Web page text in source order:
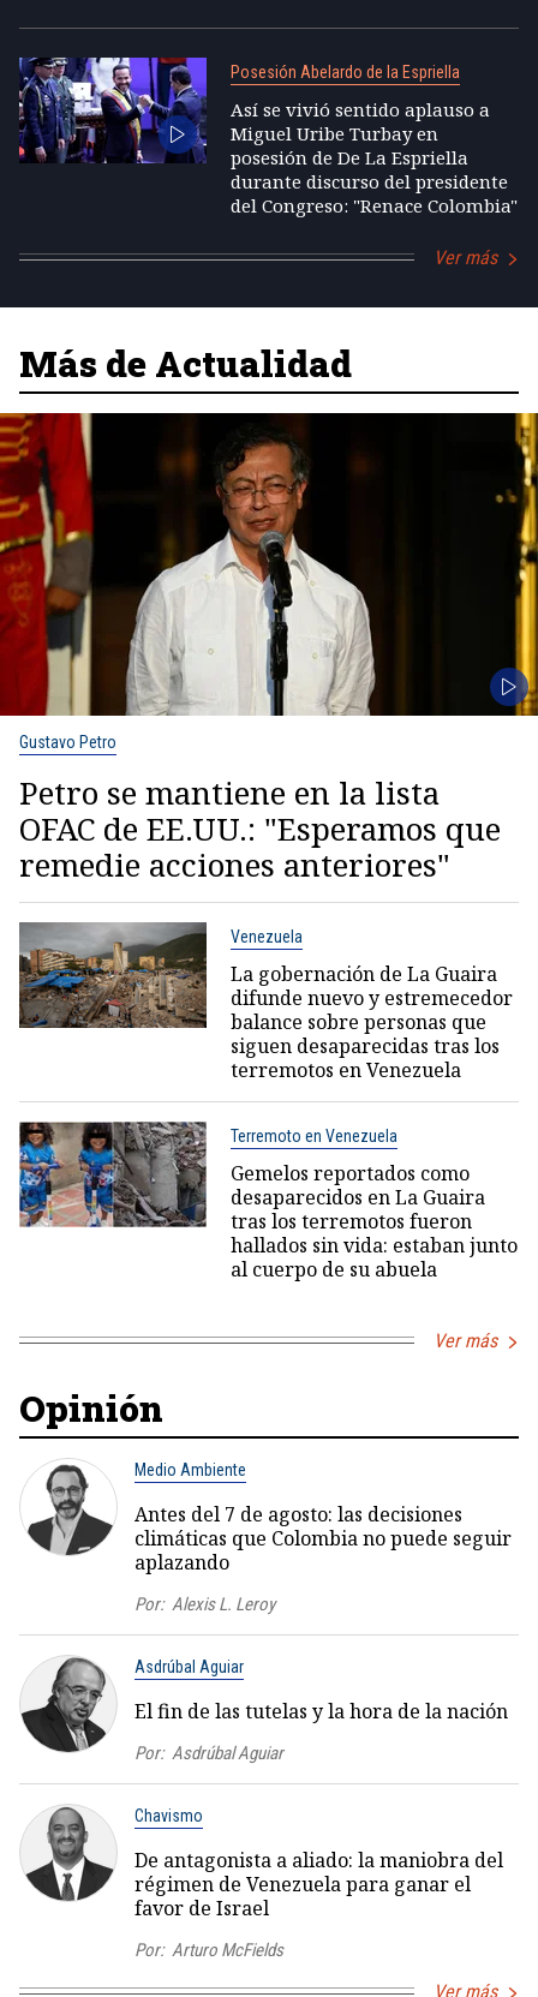
Posesión Abelardo de la Espriella
Así se vivió sentido aplauso a
Miguel Uribe Turbay en
posesión de De La Espriella
durante discurso del presidente
del Congreso: "Renace Colombia"
Ver más
Más de Actualidad
Gustavo Petro
Petro se mantiene en la lista
OFAC de EE.UU.: "Esperamos que
remedie acciones anteriores"
Venezuela
La gobernación de La Guaira
difunde nuevo y estremecedor
balance sobre personas que
siguen desaparecidas tras los
terremotos en Venezuela
Terremoto en Venezuela
Gemelos reportados como
desaparecidos en La Guaira
tras los terremotos fueron
hallados sin vida: estaban junto
al cuerpo de su abuela
Ver más
Opinión
Medio Ambiente
Antes del 7 de agosto: las decisiones
climáticas que Colombia no puede seguir
aplazando
Por: Alexis L. Leroy
Asdrúbal Aguiar
El fin de las tutelas y la hora de la nación
Por: Asdrúbal Aguiar
Chavismo
De antagonista a aliado: la maniobra del
régimen de Venezuela para ganar el
favor de Israel
Por: Arturo McFields
Ver más